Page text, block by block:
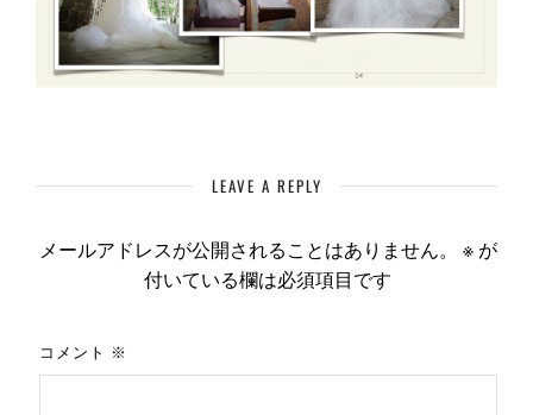
LEAVE A REPLY
メールアドレスが公開されることはありません。 ※が
付いている欄は必須項目です
コメント ※